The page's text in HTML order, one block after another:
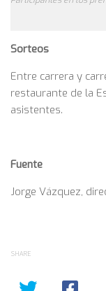
Sorteos
Entre carrera y
restaurante de la
asistentes.
Fuente
Jorge Vázquez,
SHARE